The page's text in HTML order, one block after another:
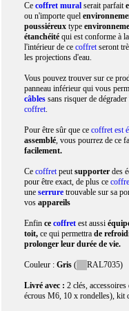
Cecoffret mural serait parfait
ou n'importe quel
poussiéreux type
étanchéité qui est conforme à la
l'intérieur de cecoffretseront
les projections d'eau.
Vous pouvez trouver sur ce
panneau inférieur qui vous
câblessans risquer de
coffret.
Pour être sûr que cecoffret est
assemblé, vous pourrez de ce
facilement.
Cecoffretpeutsupporterdes
pour être exact, de plus ce
uneserrure trouvable sur sa
vosappareils
Enfincecoffret est aussi
toit, ce qui permettra de
prolonger leur durée de vie.
Couleur :Gris( RAL7035)
Livré avec : 2 clés,
écrous M6, 10 x rondelles), kit